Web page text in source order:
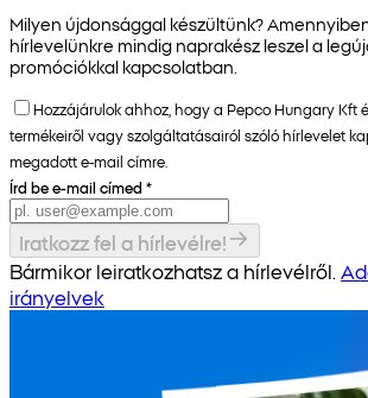
Milyen újdonsággal készültünk?
hírlevelünkre mindig naprakész leszel a
promóciókkal kapcsolatban.
Hozzájárulok ahhoz, hogy a Pepco Hungary Kft
termékeiről vagy szolgáltatásairól szóló hírlevelet
megadott e-mail címre.
Írd be e-mail címed *
Iratkozz fel a hírlevélre!
Bármikor leiratkozhatsz a hírlevélről.
irányelvek